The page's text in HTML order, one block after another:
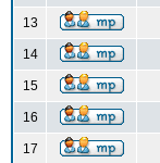
13
14
15
16
17